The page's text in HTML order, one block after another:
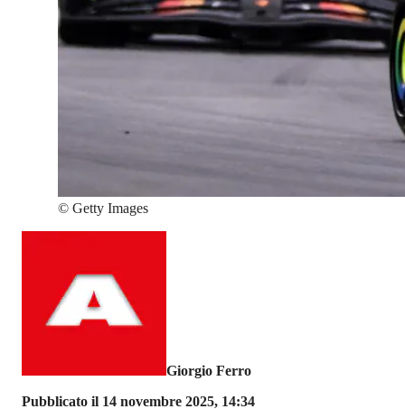
© Getty Images
Giorgio Ferro
Pubblicato il 14 novembre 2025, 14:34